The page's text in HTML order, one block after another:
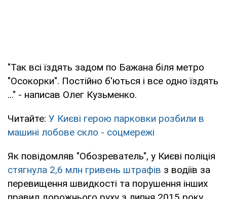
"Так всі їздять задом по Бажана біля метро
"Осокорки". Постійно б'ються і все одно їздять
..." - написав Олег Кузьменко.
Читайте: У Києві герою парковки розбили в
машині лобове скло - соцмережі
Як повідомляв "Обозреватель", у Києві поліція
стягнула 2,6 млн гривень штрафів з водіїв за
перевищення швидкості та порушення інших